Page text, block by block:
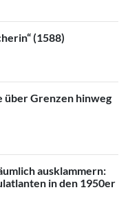
(1588)
über Grenzen hinweg
ausklammern:
in den 1950er